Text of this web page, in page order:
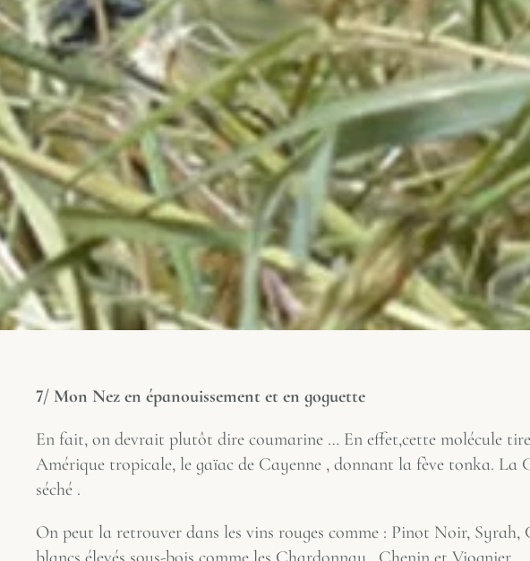
7/ Mon Nez en épanouissement et en goguette
En fait, on devrait plutôt dire coumarine … En effet,cette molécule
Amérique tropicale, le gaïac de Cayenne , donnant la fève tonka. La
séché .
On peut la retrouver dans les vins rouges comme : Pinot Noir,